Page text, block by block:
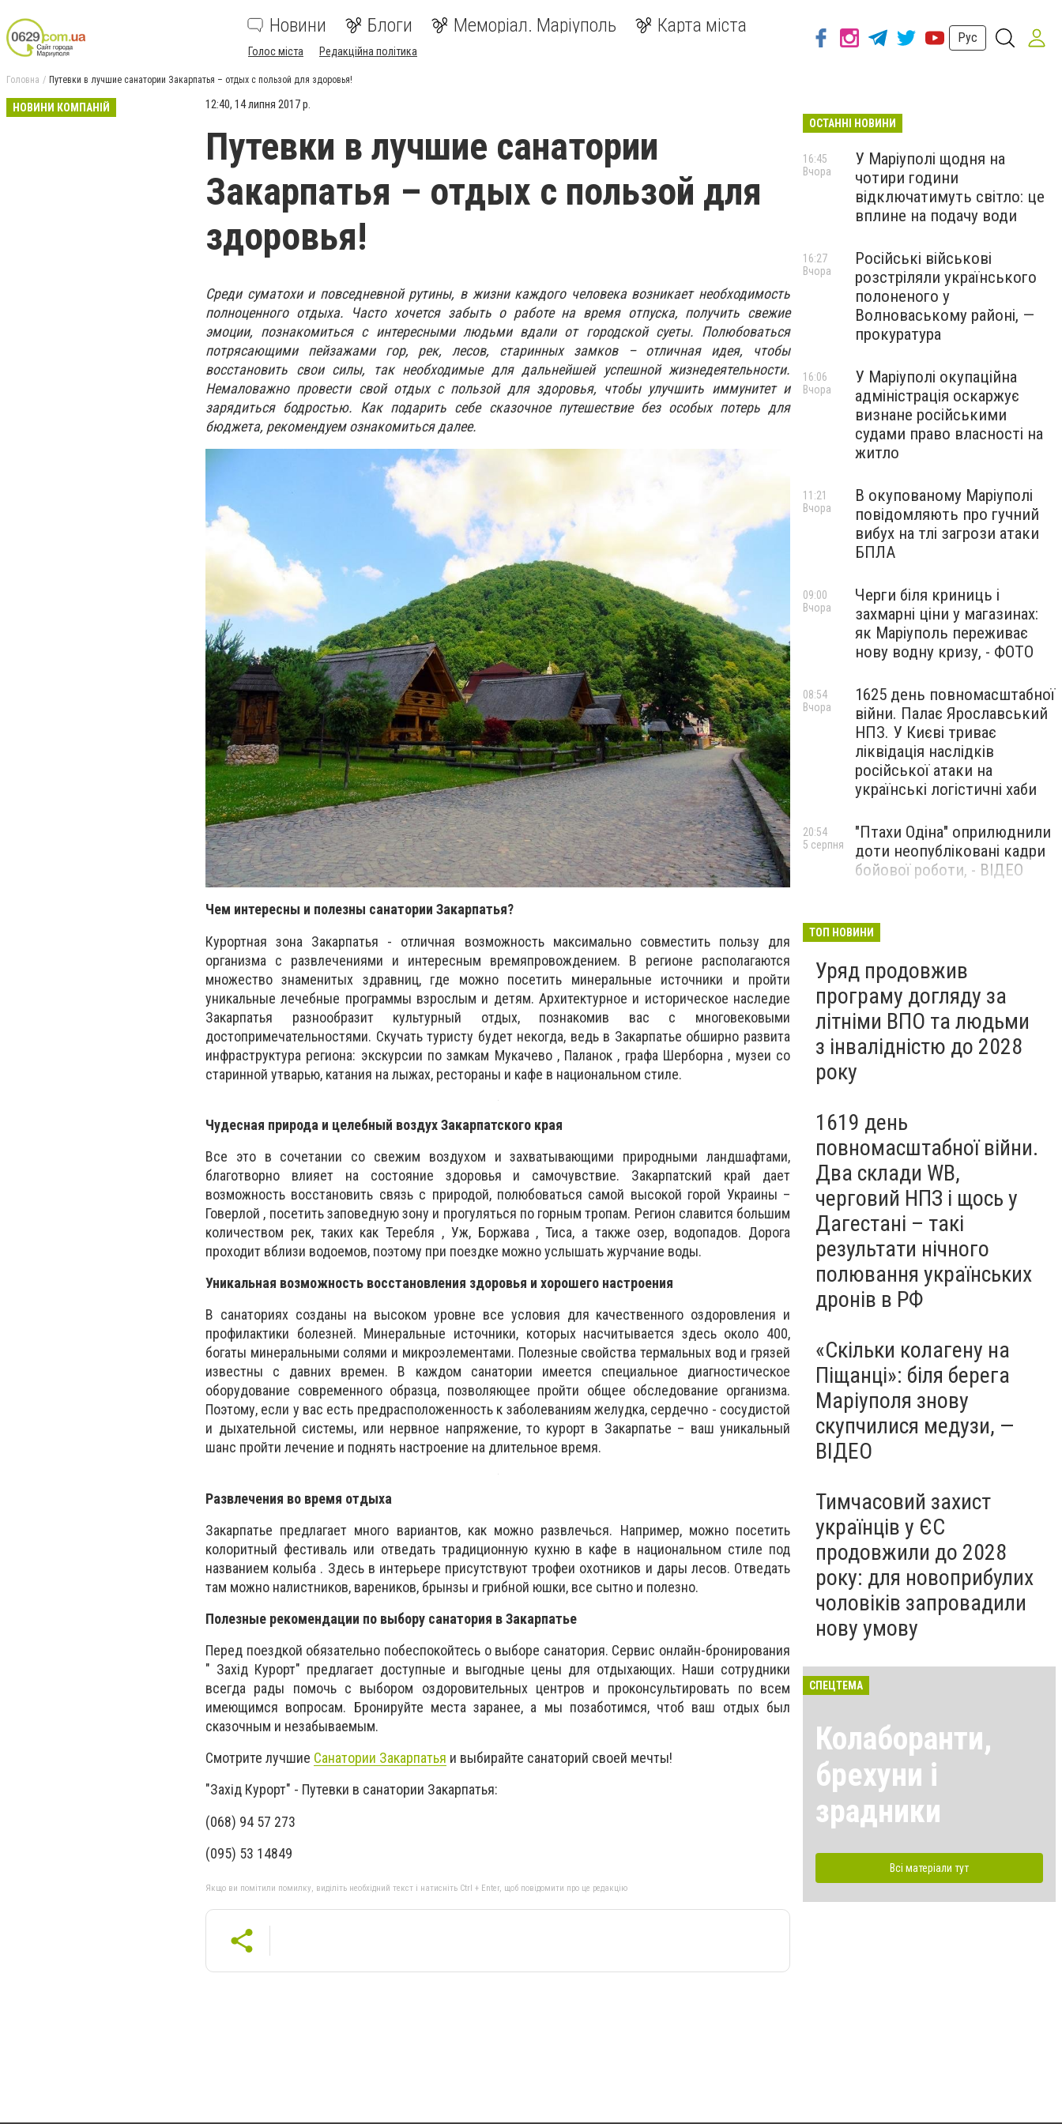
Новини Блоги Меморіал. Маріуполь Карта міста
Голос міста Редакційна політика
Рус
Головна Путевки в лучшие санатории Закарпатья – отдых с пользой для здоровья!
НОВИНИ КОМПАНІЙ 12:40, 14 липня 2017 р.
Путевки в лучшие санатории
Закарпатья – отдых с пользой для
здоровья!
Среди суматохи и повседневной рутины, в жизни каждого человека возникает необходимость
полноценного отдыха. Часто хочется забыть о работе на время отпуска, получить свежие
эмоции, познакомиться с интересными людьми вдали от городской суеты. Полюбоваться
потрясающими пейзажами гор, рек, лесов, старинных замков – отличная идея, чтобы
восстановить свои силы, так необходимые для дальнейшей успешной жизнедеятельности.
Немаловажно провести свой отдых с пользой для здоровья, чтобы улучшить иммунитет и
зарядиться бодростью. Как подарить себе сказочное путешествие без особых потерь для
бюджета, рекомендуем ознакомиться далее.
Чем интересны и полезны санатории Закарпатья?
Курортная зона Закарпатья - отличная возможность максимально совместить пользу для
организма с развлечениями и интересным времяпровождением. В регионе располагаются
множество знаменитых здравниц, где можно посетить минеральные источники и пройти
уникальные лечебные программы взрослым и детям. Архитектурное и историческое наследие
Закарпатья разнообразит культурный отдых, познакомив вас с многовековыми
достопримечательностями. Скучать туристу будет некогда, ведь в Закарпатье обширно развита
инфраструктура региона: экскурсии по замкам Мукачево , Паланок , графа Шерборна , музеи со
старинной утварью, катания на лыжах, рестораны и кафе в национальном стиле.
Чудесная природа и целебный воздух Закарпатского края
Все это в сочетании со свежим воздухом и захватывающими природными ландшафтами,
благотворно влияет на состояние здоровья и самочувствие. Закарпатский край дает
возможность восстановить связь с природой, полюбоваться самой высокой горой Украины –
Говерлой , посетить заповедную зону и прогуляться по горным тропам. Регион славится большим
количеством рек, таких как Теребля , Уж, Боржава , Тиса, а также озер, водопадов. Дорога
проходит вблизи водоемов, поэтому при поездке можно услышать журчание воды.
Уникальная возможность восстановления здоровья и хорошего настроения
В санаториях созданы на высоком уровне все условия для качественного оздоровления и
профилактики болезней. Минеральные источники, которых насчитывается здесь около 400,
богаты минеральными солями и микроэлементами. Полезные свойства термальных вод и грязей
известны с давних времен. В каждом санатории имеется специальное диагностическое
оборудование современного образца, позволяющее пройти общее обследование организма.
Поэтому, если у вас есть предрасположенность к заболеваниям желудка, сердечно - сосудистой
и дыхательной системы, или нервное напряжение, то курорт в Закарпатье – ваш уникальный
шанс пройти лечение и поднять настроение на длительное время.
Развлечения во время отдыха
Закарпатье предлагает много вариантов, как можно развлечься. Например, можно посетить
колоритный фестиваль или отведать традиционную кухню в кафе в национальном стиле под
названием колыба . Здесь в интерьере присутствуют трофеи охотников и дары лесов. Отведать
там можно налистников, вареников, брынзы и грибной юшки, все сытно и полезно.
Полезные рекомендации по выбору санатория в Закарпатье
Перед поездкой обязательно побеспокойтесь о выборе санатория. Сервис онлайн-бронирования
" Захiд Курорт" предлагает доступные и выгодные цены для отдыхающих. Наши сотрудники
всегда рады помочь с выбором оздоровительных центров и проконсультировать по всем
имеющимся вопросам. Бронируйте места заранее, а мы позаботимся, чтоб ваш отдых был
сказочным и незабываемым.
Смотрите лучшие Санатории Закарпатья и выбирайте санаторий своей мечты!
"Захiд Курорт" - Путевки в санатории Закарпатья:
(068) 94 57 273
(095) 53 14849
Якщо ви помітили помилку, виділіть необхідний текст і натисніть Ctrl + Enter, щоб повідомити про це редакцію
ОСТАННІ НОВИНИ
У Маріуполі щодня на
чотири години
відключатимуть світло: це
вплине на подачу води
16:45
Вчора
Російські військові
розстріляли українського
полоненого у
Волноваському районі, —
прокуратура
16:27
Вчора
У Маріуполі окупаційна
адміністрація оскаржує
визнане російськими
судами право власності на
житло
16:06
Вчора
В окупованому Маріуполі
повідомляють про гучний
вибух на тлі загрози атаки
БПЛА
11:21
Вчора
Черги біля криниць і
захмарні ціни у магазинах:
як Маріуполь переживає
нову водну кризу, - ФОТО
09:00
Вчора
1625 день повномасштабної
війни. Палає Ярославський
НПЗ. У Києві триває
ліквідація наслідків
російської атаки на
українські логістичні хаби
08:54
Вчора
"Птахи Одіна" оприлюднили
доти неопубліковані кадри
бойової роботи, - ВІДЕО
20:54
5 серпня
Бєдняков зіграє тата
новому українському
фільмі, - ФОТО
5 серпня
ТОП НОВИНИ
Уряд продовжив
програму догляду за
літніми ВПО та людьми
з інвалідністю до 2028
року
1619 день
повномасштабної війни.
Два склади WB,
черговий НПЗ і щось у
Дагестані – такі
результати нічного
полювання українських
дронів в РФ
«Скільки колагену на
Піщанці»: біля берега
Маріуполя знову
скупчилися медузи, —
ВІДЕО
Тимчасовий захист
українців у ЄС
продовжили до 2028
року: для новоприбулих
чоловіків запровадили
нову умову
СПЕЦТЕМА
Колаборанти,
брехуни і
зрадники
Всі матеріали тут